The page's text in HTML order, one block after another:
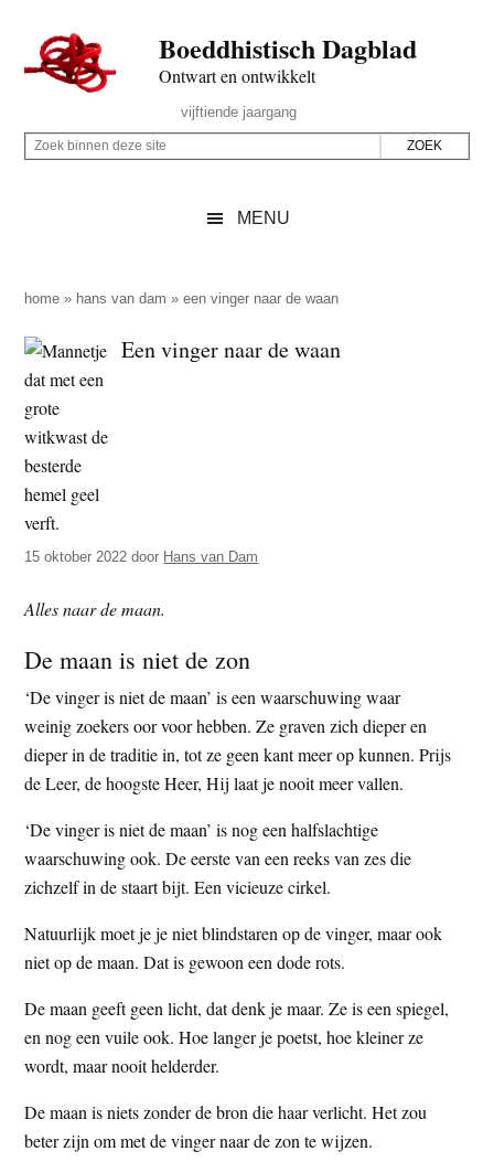
naar
de
inhoud
secondary
naar
de
sidebar
naar
de
Boeddhistisch Dagblad
Ontwart en ontwikkelt
Rechts
vijftiende jaargang
Z
p
d
e
z
e
s
i
t
e
Z
i
n
e
n
d
e
z
e
s
t
MENU
home » hans van dam »een vinger naar de waan
Een vinger naar de waan
15 oktober 2022 door Hans van Dam
Alles naar de maan.
De maan is niet de zon
‘De vinger is niet de maan’ is een waarschuwing waar
weinig zoekers oor voor hebben. Ze graven zich dieper en
dieper in de traditie in, tot ze geen kant meer op kunnen. Prijs
de Leer, de hoogste Heer, Hij laat je nooit meer vallen.
‘De vinger is niet de maan’ is nog een halfslachtige
waarschuwing ook. De eerste van een reeks van zes die
zichzelf in de staart bijt. Een vicieuze cirkel.
Natuurlijk moet je je niet blindstaren op de vinger, maar ook
niet op de maan. Dat is gewoon een dode rots.
De maan geeft geen licht, dat denk je maar. Ze is een spiegel,
en nog een vuile ook. Hoe langer je poetst, hoe kleiner ze
wordt, maar nooit helderder.
De maan is niets zonder de bron die haar verlicht. Het zou
beter zijn om met de vinger naar de zon te wijzen.